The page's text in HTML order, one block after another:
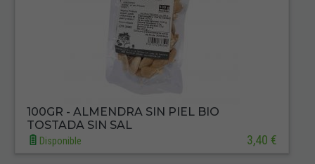
100GR - ALMENDRA SIN PIEL BIO
TOSTADA SIN SAL
Disponible 3,40 €